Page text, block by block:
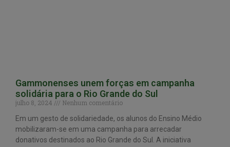
Gammonenses unem forças em campanha
solidária para o Rio Grande do Sul
julho 8, 2024
Nenhum comentário
Em um gesto de solidariedade, os alunos do Ensino Médio
mobilizaram-se em uma campanha para arrecadar
donativos destinados ao Rio Grande do Sul. A iniciativa